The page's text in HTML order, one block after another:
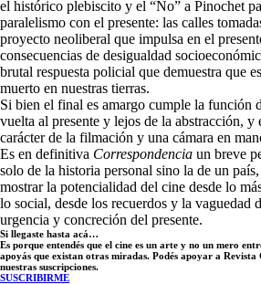
el histórico plebiscito y el “No” a Pinochet
paralelismo con el presente: las calles
proyecto neoliberal que impulsa en el
consecuencias de desigualdad
brutal respuesta policial que demuestra que
muerto en nuestras tierras.
Si bien el final es amargo cumple la función
vuelta al presente y lejos de la abstracción, y
carácter de la filmación y una cámara en
Es en definitiva Correspondencia un breve
solo de la historia personal sino la de un
mostrar la potencialidad del cine desde lo
lo social, desde los recuerdos y la vaguedad
urgencia y concreción del presente.
Si llegaste hasta acá…
Es porque entendés que el cine es un arte y no un mero
apoyás que existan otras miradas. Podés apoyar a
nuestras suscripciones.
SUSCRIBIRME